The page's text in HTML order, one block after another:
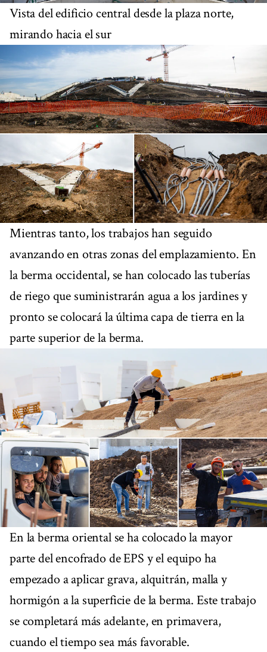
Vista del edificio central desde la plaza norte,
mirando hacia el sur
Mientras tanto, los trabajos han seguido
avanzando en otras zonas del emplazamiento. En
la berma occidental, se han colocado las tuberías
de riego que suministrarán agua a los jardines y
pronto se colocará la última capa de tierra en la
parte superior de la berma.
En la berma oriental se ha colocado la mayor
parte del encofrado de EPS y el equipo ha
empezado a aplicar grava, alquitrán, malla y
hormigón a la superficie de la berma. Este trabajo
se completará más adelante, en primavera,
cuando el tiempo sea más favorable.